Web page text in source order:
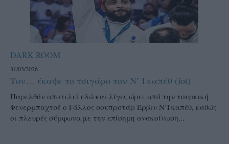
DARK ROOM
31/03/2026
Τον… έκαψε το τσιγάρο τον Ν’ Γκαπέθ (fot)
Παρελθόν αποτελεί εδώ και λίγες ώρες από την τουρκική
Φενερμπαχτσέ ο Γάλλος σουπρστάρ Έρβιν Ν’Γκαπέθ, καθώς
οι πλευρές σύμφωνα με την επίσημη ανακοίνωση...